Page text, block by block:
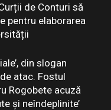
de Conturi să
pentru elaborarea
din slogan
atac. Fostul
Rogobete acuză
și neîndeplinite’